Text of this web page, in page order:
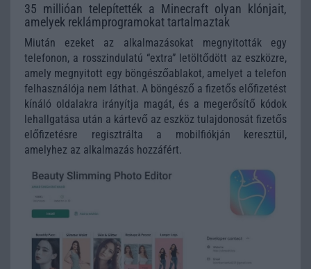
35 millióan telepítették a Minecraft olyan klónjait,
amelyek reklámprogramokat tartalmaztak
Miután ezeket az alkalmazásokat megnyitották egy
telefonon, a rosszindulatú “extra” letöltődött az eszközre,
amely megnyitott egy böngészőablakot, amelyet a telefon
felhasználója nem láthat. A böngésző a fizetős előfizetést
kínáló oldalakra irányítja magát, és a megerősítő kódok
lehallgatása után a kártevő az eszköz tulajdonosát fizetős
előfizetésre regisztrálta a mobilfiókján keresztül,
amelyhez az alkalmazás hozzáfért.